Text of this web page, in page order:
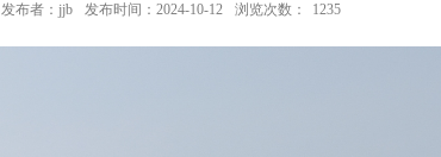
发布者：jjb 发布时间：2024-10-12 浏览次数： 1235